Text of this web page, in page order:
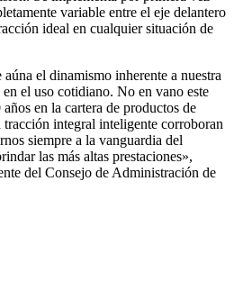
variable entre el eje delantero
ideal en cualquier situación de
el dinamismo inherente a nuestra
el uso cotidiano. No en vano este
en la cartera de productos de
integral inteligente corroboran
siempre a la vanguardia del
las más altas prestaciones»,
del Consejo de Administración de